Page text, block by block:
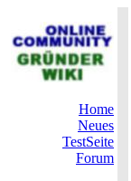
Home
Neues
TestSeite
Forum